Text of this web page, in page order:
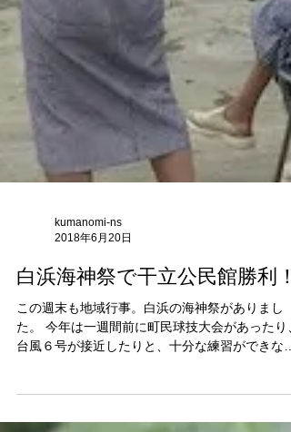
kumanomi-ns
2018年6月20日
た。 今年は一週間前に町民球技大会があったり